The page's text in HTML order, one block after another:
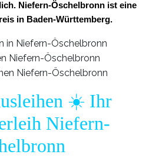
Niefern-Öschelbronn ist eine
in Baden-Württemberg.
☀️ Ihr
Niefern-